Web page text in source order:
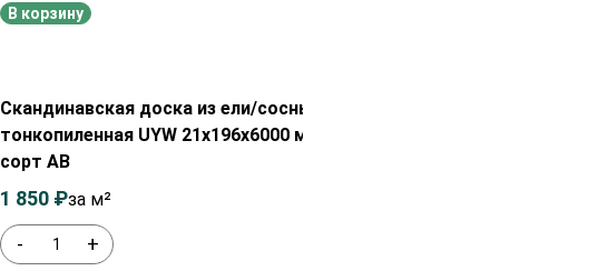
В корзину
Скандинавская доска из ели/сосны
тонкопиленная UYW 21х196х6000 мм с покраской
сорт АВ
- +
1 850 ₽за м²